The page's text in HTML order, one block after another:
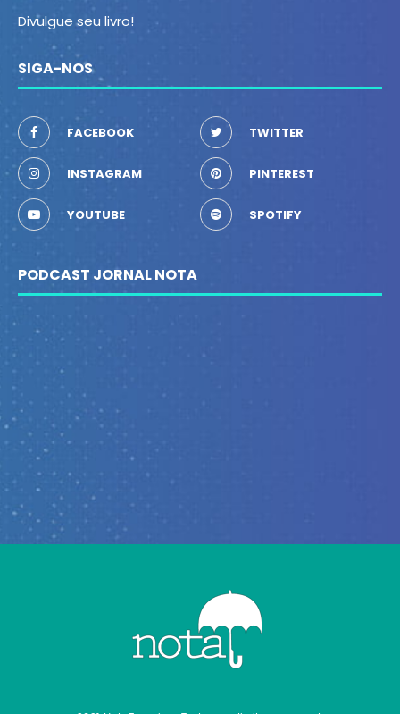
Divulgue seu livro!
SIGA-NOS
FACEBOOK TWITTER
INSTAGRAM PINTEREST
YOUTUBE SPOTIFY
PODCAST JORNAL NOTA